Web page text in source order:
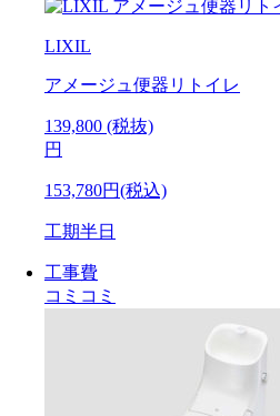
LIXIL
アメージュ便器リトイレ
139,800 (税抜)
円
153,780円(税込)
工期半日
工事費
コミコミ